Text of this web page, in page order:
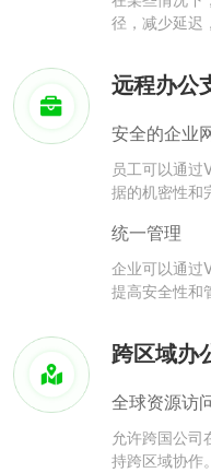
径，减少延迟
远程办公
安全的企业
员工可以通过
据的机密性和
统一管理
企业可以通过
提高安全性和
跨区域办
全球资源访
允许跨国公司
持跨区域协作。